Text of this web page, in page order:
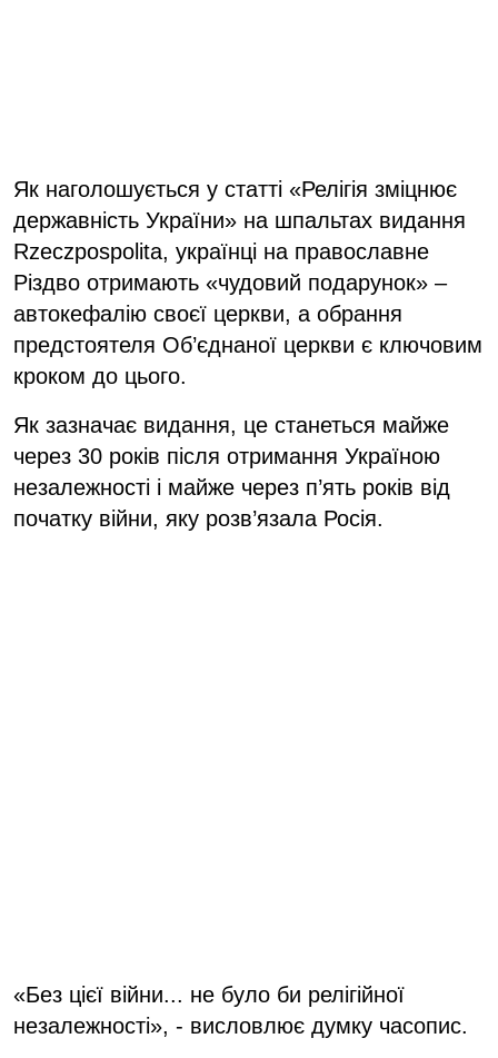
Як наголошується у статті «Релігія зміцнює
державність України» на шпальтах видання
Rzeczpospolita, українці на православне
Різдво отримають «чудовий подарунок» –
автокефалію своєї церкви, а обрання
предстоятеля Об’єднаної церкви є ключовим
кроком до цього.
Як зазначає видання, це станеться майже
через 30 років після отримання Україною
незалежності і майже через п’ять років від
початку війни, яку розв’язала Росія.
«Без цієї війни... не було би релігійної
незалежності», - висловлює думку часопис.